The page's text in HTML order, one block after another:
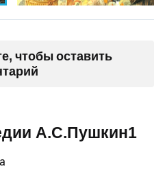
чтобы оставить
А.С.Пушкин1